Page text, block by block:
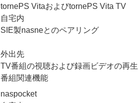
tornePS VitaおよびtornePS Vita TV
自宅内
SIE製nasneとのペアリング
外出先
TV番組の視聴および録画ビデオの再生
番組関連機能
naspocket